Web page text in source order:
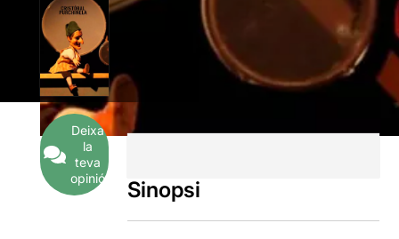
Deixa
la
teva
opinió
Sinopsi